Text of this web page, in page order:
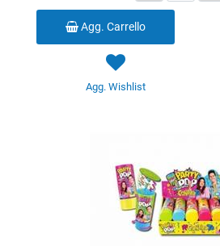
Agg. Carrello
Agg. Wishlist